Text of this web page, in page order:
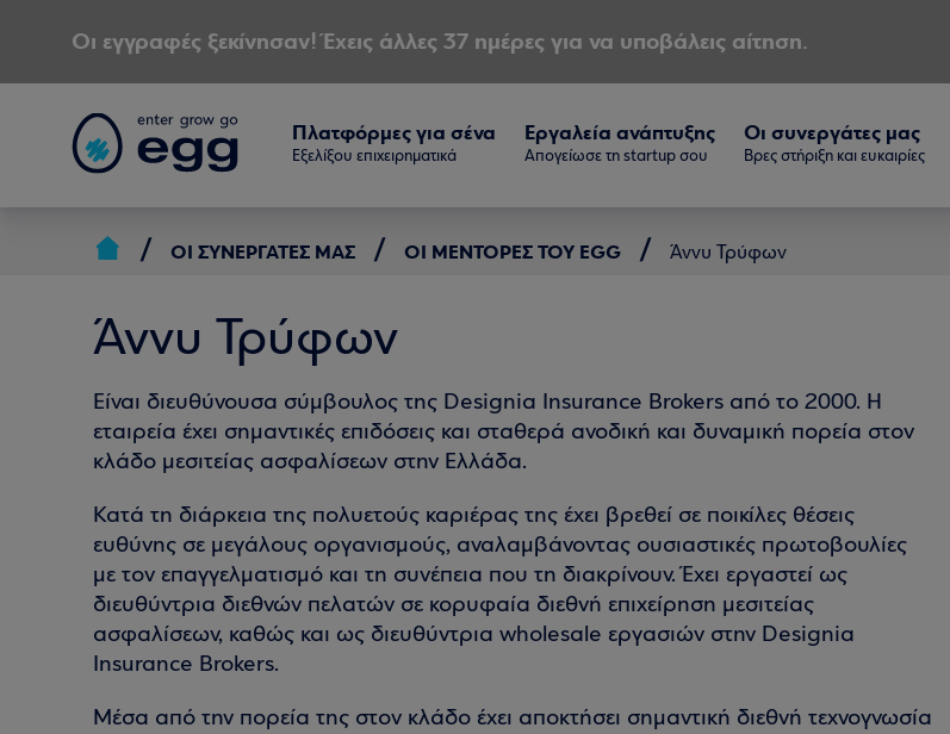
Οι εγγραφές ξεκίνησαν! Έχεις άλλες 37 ημέρες για να υποβάλεις αίτηση.
Πλατφόρμες για σένα
Εξελίξου επιχειρηματικά
Εργαλεία ανάπτυξης
Απογείωσε τη startup σου
Οι συνεργάτες μας
Βρες στήριξη και ευκαιρίες
ΟΙ ΣΥΝΕΡΓΆΤΕΣ ΜΑΣ ΟΙ ΜΈΝΤΟΡΕΣ ΤΟΥ EGG Άννυ Τρύφων
Άννυ Τρύφων
Είναι διευθύνουσα σύμβουλος της Designia Insurance Brokers από το 2000. Η
εταιρεία έχει σημαντικές επιδόσεις και σταθερά ανοδική και δυναμική πορεία στον
κλάδο μεσιτείας ασφαλίσεων στην Ελλάδα.
Κατά τη διάρκεια της πολυετούς καριέρας της έχει βρεθεί σε ποικίλες θέσεις
ευθύνης σε μεγάλους οργανισμούς, αναλαμβάνοντας ουσιαστικές πρωτοβουλίες
με τον επαγγελματισμό και τη συνέπεια που τη διακρίνουν. Έχει εργαστεί ως
διευθύντρια διεθνών πελατών σε κορυφαία διεθνή επιχείρηση μεσιτείας
ασφαλίσεων, καθώς και ως διευθύντρια wholesale εργασιών στην Designia
Insurance Brokers.
Μέσα από την πορεία της στον κλάδο έχει αποκτήσει σημαντική διεθνή τεχνογνωσία